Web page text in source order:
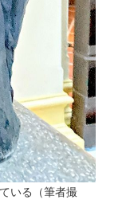
いる（筆者撮